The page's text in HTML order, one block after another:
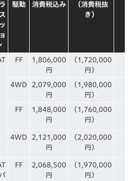
駆動 消費税込み
（消費税抜
き）
FF
1,806,000
円
（1,720,000
円）
4WD
2,079,000
円
（1,980,000
円）
FF
1,848,000
円
（1,760,000
円）
4WD
2,121,000
円
（2,020,000
円）
FF
2,068,500
円
（1,970,000
円）